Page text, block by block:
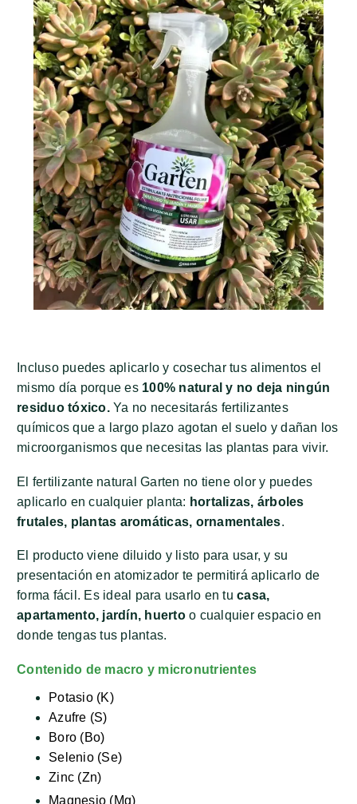
Incluso puedes aplicarlo y cosechar tus alimentos el
mismo día porque es 100% natural y no deja ningún
residuo tóxico.Ya no necesitarás fertilizantes
químicos que a largo plazo agotan el suelo y dañan los
microorganismos que necesitas las plantas para vivir.
El fertilizante natural Garten no tiene olor y puedes
aplicarlo en cualquier planta: hortalizas, árboles
frutales, plantas aromáticas, ornamentales.
El producto viene diluido y listo para usar, y su
presentación en atomizador te permitirá aplicarlo de
forma fácil. Es ideal para usarlo en tu casa,
apartamento, jardín, huertoo cualquier espacio en
donde tengas tus plantas.
Contenido de macro y micronutrientes
Potasio (K)
Azufre (S)
Boro (Bo)
Selenio (Se)
Zinc (Zn)
Magnesio (Mg)